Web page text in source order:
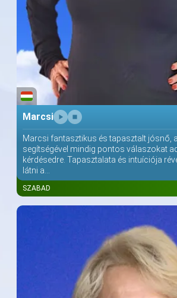
Marcsi
Marcsi fantasztikus és tapasztalt jósnő,
segítségével mindig pontos válaszokat
kérdésedre. Tapasztalata és intuíciója
látni a...
SZABAD